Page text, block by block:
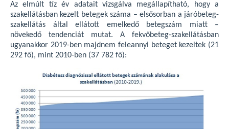
Az elmúlt tíz év adatait vizsgálva megállapítható, hogy a
szakellátásban kezelt betegek száma – elsősorban a járóbeteg-
szakellátás által ellátott emelkedő betegszám miatt –
növekedő tendenciát mutat. A fekvőbeteg-szakellátásban
ugyanakkor 2019-ben majdnem feleannyi beteget kezeltek (21
292 fő), mint 2010-ben (37 782 fő):